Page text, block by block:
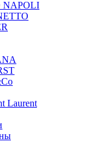
NAPOLI
Laurent